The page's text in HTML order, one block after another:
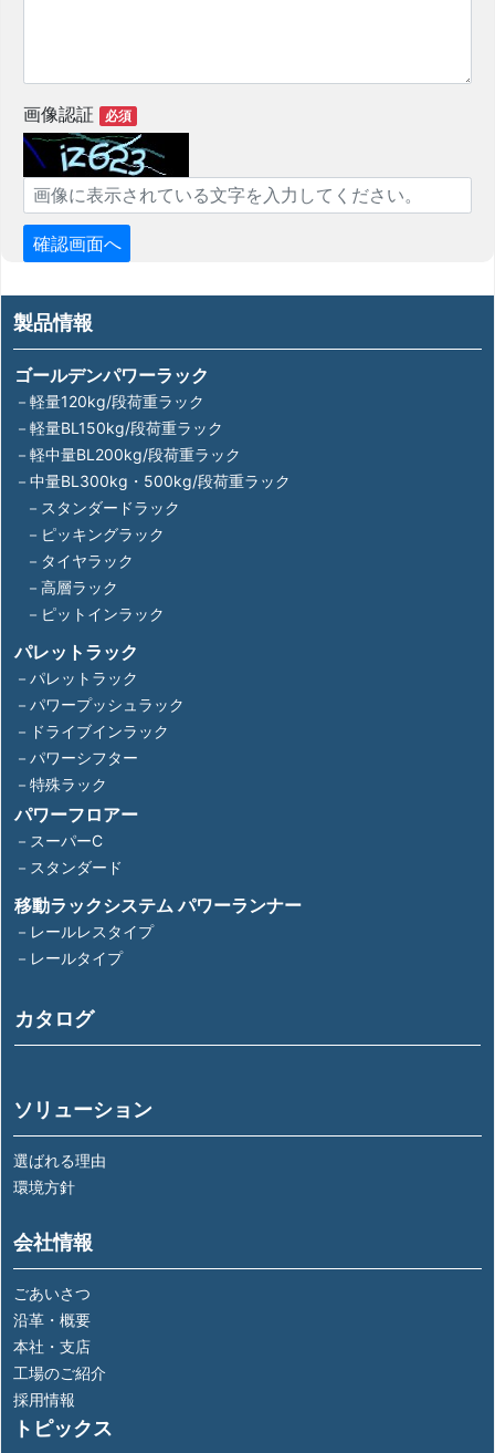
画像認証 必須
製品情報
ゴールデンパワーラック
－軽量120kg/段荷重ラック
－軽量BL150kg/段荷重ラック
－軽中量BL200kg/段荷重ラック
－中量BL300kg・500kg/段荷重ラック
－スタンダードラック
－ピッキングラック
－タイヤラック
－高層ラック
－ピットインラック
パレットラック
－パレットラック
－パワープッシュラック
－ドライブインラック
－パワーシフター
－特殊ラック
パワーフロアー
－スーパーC
－スタンダード
移動ラックシステム パワーランナー
－レールレスタイプ
－レールタイプ
カタログ
ソリューション
選ばれる理由
環境方針
会社情報
ごあいさつ
沿革・概要
本社・支店
工場のご紹介
採用情報
トピックス